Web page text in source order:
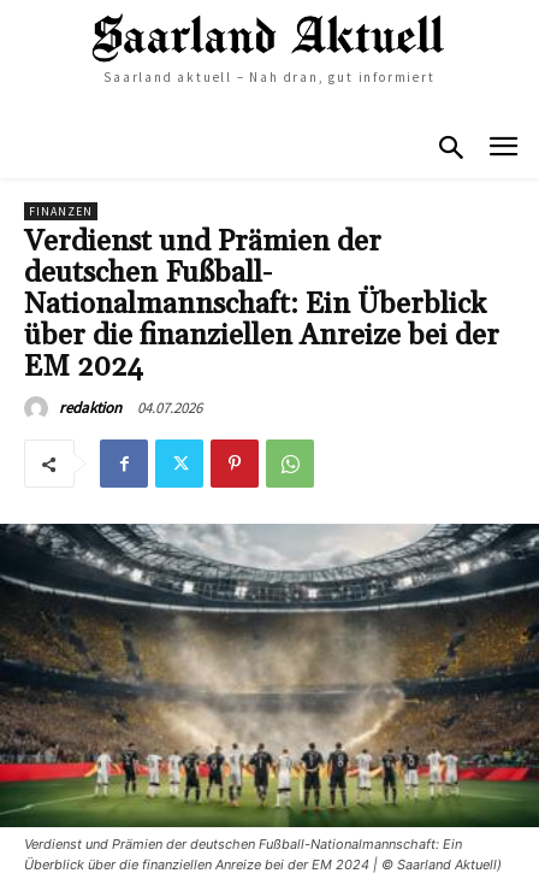
Saarland aktuell – Nah dran, gut informiert
FINANZEN
Verdienst und Prämien der
deutschen Fußball-
Nationalmannschaft: Ein Überblick
über die finanziellen Anreize bei der
EM 2024
redaktion 04.07.2026
Verdienst und Prämien der deutschen Fußball-Nationalmannschaft: Ein
Überblick über die finanziellen Anreize bei der EM 2024 | © Saarland Aktuell)